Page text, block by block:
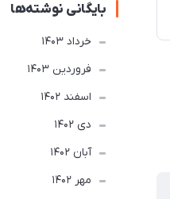
بایگانی نوشته‌ها
خرداد 1403
فروردین 1403
اسفند 1402
دی 1402
آبان 1402
مهر 1402